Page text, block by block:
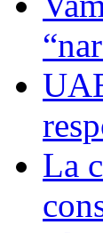
La